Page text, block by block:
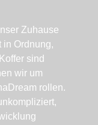
Zuhause
in Ordnung,
sind
wir um
rollen.